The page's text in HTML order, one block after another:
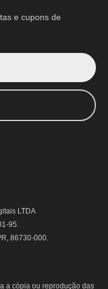
e cupons de
LTDA
95.
86730-000.
a cópia ou reprodução das